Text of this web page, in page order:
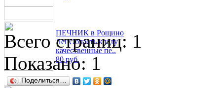
ПЕЧНИК в Рощино
ЛенОбласть кладу
качественные пе..
80 руб.
Всего страниц: 1
Показано: 1
Поделиться…